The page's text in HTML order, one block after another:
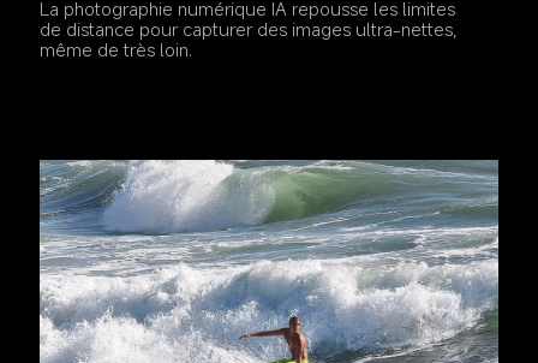
La photographie numérique IA repousse les limites
de distance pour capturer des images ultra-nettes,
même de très loin.